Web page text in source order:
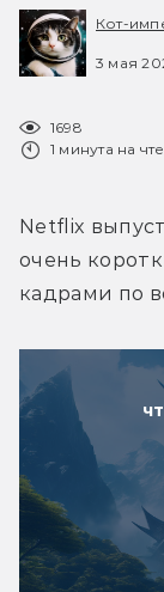
Кот-
3 мая
1698
1 минута на
Netflix
очень
кадрами по